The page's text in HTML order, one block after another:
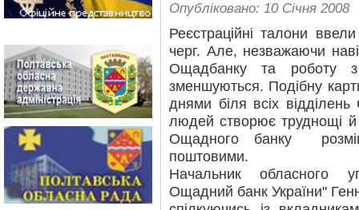
Опубліковано: 10 Січня 2008
Реєстраційні талони
черг. Але, незважаючи
Ощадбанку та роботу
зменшуються. Подібну
днями біля всіх
людей створює труднощі
Ощадного банку
поштовими.
Начальник обласного
Ощадний банк України"